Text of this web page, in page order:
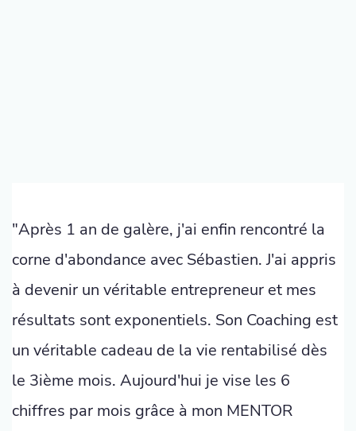
"Après 1 an de galère, j'ai enfin rencontré la
corne d'abondance avec Sébastien. J'ai appris
à devenir un véritable entrepreneur et mes
résultats sont exponentiels. Son Coaching est
un véritable cadeau de la vie rentabilisé dès
le 3ième mois. Aujourd'hui je vise les 6
chiffres par mois grâce à mon MENTOR